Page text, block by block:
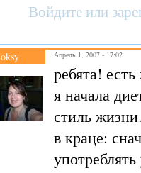
Войдите или
oksy Апрель 1, 2007 - 17:02
ребята!
я начала
стиль
в краце: